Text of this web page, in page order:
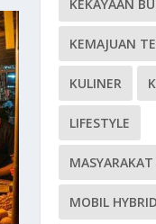
KEKAYAAN
KEMAJUAN
KULINER
LIFESTYLE
MOBIL HYBRID